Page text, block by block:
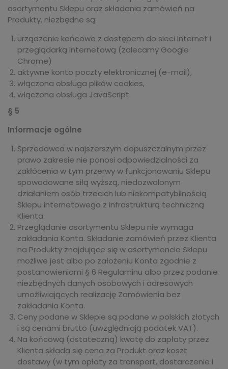
asortymentu Sklepu oraz składania zamówień na
Produkty, niezbędne są:
urządzenie końcowe z dostępem do sieci Internet i
przeglądarką internetową (zalecamy Google
Chrome)
aktywne konto poczty elektronicznej (e-mail),
włączona obsługa plików cookies,
włączona obsługa JavaScript.
§ 5
Informacje ogólne
Sprzedawca w najszerszym dopuszczalnym przez
prawo zakresie nie ponosi odpowiedzialności za
zakłócenia w tym przerwy w funkcjonowaniu Sklepu
spowodowane siłą wyższą, niedozwolonym
działaniem osób trzecich lub niekompatybilnością
Sklepu internetowego z infrastrukturą techniczną
Klienta.
Przeglądanie asortymentu Sklepu nie wymaga
zakładania Konta. Składanie zamówień przez Klienta
na Produkty znajdujące się w asortymencie Sklepu
możliwe jest albo po założeniu Konta zgodnie z
postanowieniami § 6 Regulaminu albo przez podanie
niezbędnych danych osobowych i adresowych
umożliwiających realizację Zamówienia bez
zakładania Konta.
Ceny podane w Sklepie są podane w polskich złotych
i są cenami brutto (uwzględniają podatek VAT).
Na końcową (ostateczną) kwotę do zapłaty przez
Klienta składa się cena za Produkt oraz koszt
dostawy (w tym opłaty za transport, dostarczenie i